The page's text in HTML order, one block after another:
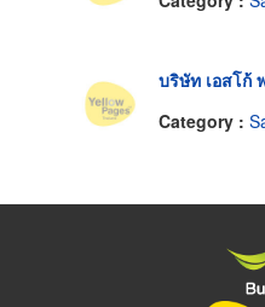
บริษัท เอสโก้
Category :